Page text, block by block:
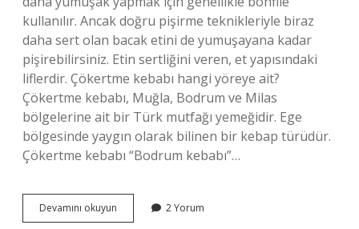
kullanılır. Ancak doğru pişirme teknikleriyle biraz
daha sert olan bacak etini de yumuşayana kadar
pişirebilirsiniz. Etin sertliğini veren, et yapısındaki
liflerdir. Çökertme kebabı hangi yöreye ait?
Çökertme kebabı, Muğla, Bodrum ve Milas
bölgelerine ait bir Türk mutfağı yemeğidir. Ege
bölgesinde yaygın olarak bilinen bir kebap türüdür.
Çökertme kebabı “Bodrum kebabı”…
Devamını okuyun Çökertme
Kebabı
2 Yorum